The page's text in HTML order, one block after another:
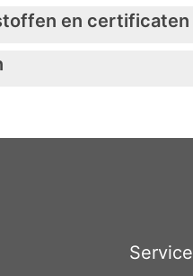
en certificaten
Service